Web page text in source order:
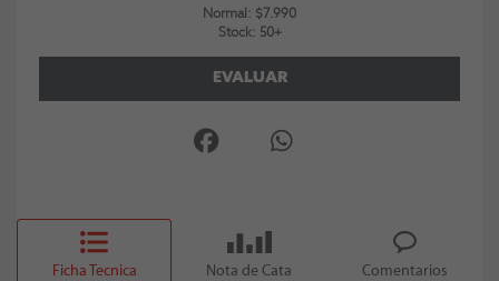
Normal: $7.990
Stock: 50+
EVALUAR
Ficha Tecnica Nota de Cata Comentarios